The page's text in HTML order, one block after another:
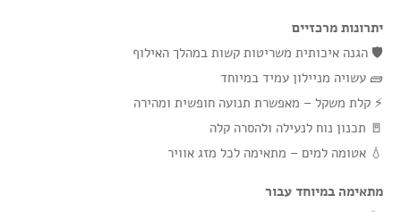
יתרונות מרכזיים
🛡️ הגנה איכותית משריטות קשות במהלך האילוף
🧱 עשויה מניילון עמיד במיוחד
⚡ קלת משקל – מאפשרת תנועה חופשית ומהירה
🚪 תכנון נוח לנעילה ולהסרה קלה
💧 אטומה למים – מתאימה לכל מזג אוויר
מתאימה במיוחד עבור